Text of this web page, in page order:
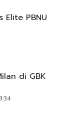
Elite PBNU
di GBK